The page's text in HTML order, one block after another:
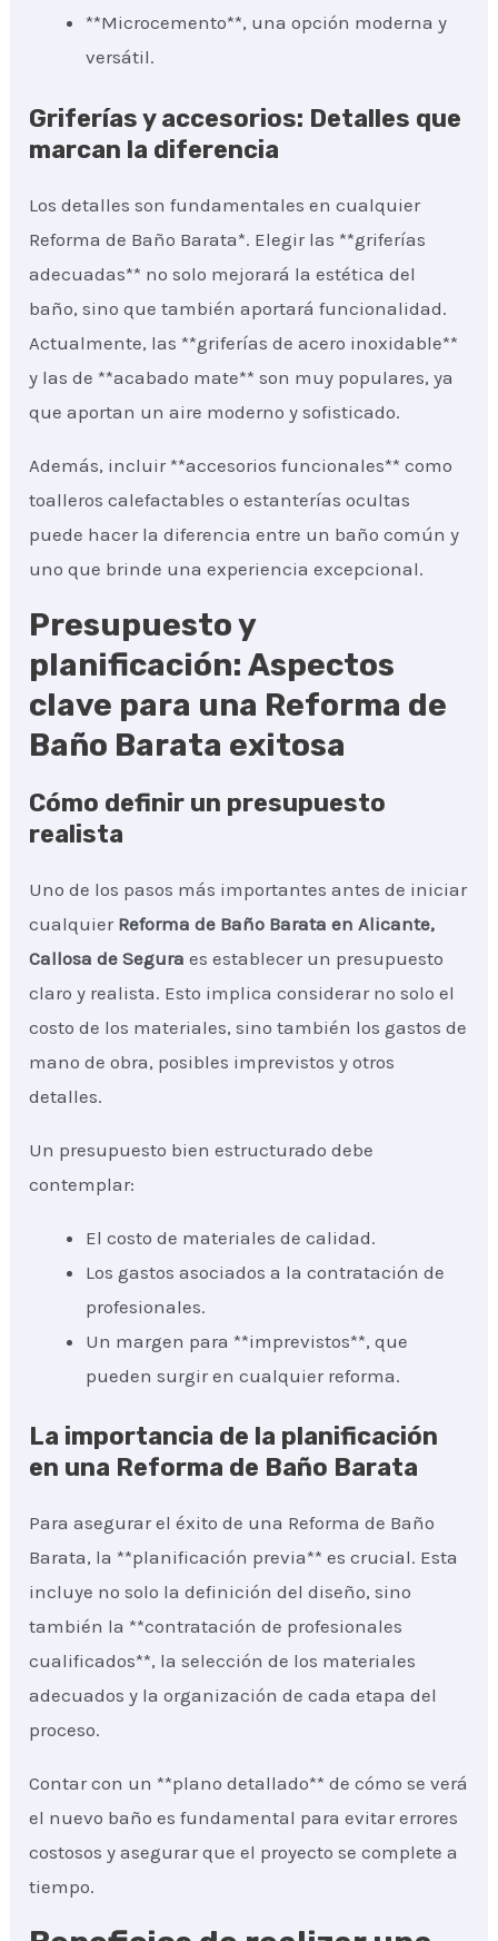
**Microcemento**, una opción moderna y
versátil.
Griferías y accesorios: Detalles que
marcan la diferencia
Los detalles son fundamentales en cualquier
Reforma de Baño Barata*. Elegir las **griferías
adecuadas** no solo mejorará la estética del
baño, sino que también aportará funcionalidad.
Actualmente, las **griferías de acero inoxidable**
y las de **acabado mate** son muy populares, ya
que aportan un aire moderno y sofisticado.
Además, incluir **accesorios funcionales** como
toalleros calefactables o estanterías ocultas
puede hacer la diferencia entre un baño común y
uno que brinde una experiencia excepcional.
Presupuesto y
planificación: Aspectos
clave para una Reforma de
Baño Barata exitosa
Cómo definir un presupuesto
realista
Uno de los pasos más importantes antes de iniciar
cualquier Reforma de Baño Barata en Alicante,
Callosa de Seguraes establecer un presupuesto
claro y realista. Esto implica considerar no solo el
costo de los materiales, sino también los gastos de
mano de obra, posibles imprevistos y otros
detalles.
Un presupuesto bien estructurado debe
contemplar:
El costo de materiales de calidad.
Los gastos asociados a la contratación de
profesionales.
Un margen para **imprevistos**, que
pueden surgir en cualquier reforma.
La importancia de la planificación
en una Reforma de Baño Barata
Para asegurar el éxito de una Reforma de Baño
Barata, la **planificación previa** es crucial. Esta
incluye no solo la definición del diseño, sino
también la **contratación de profesionales
cualificados**, la selección de los materiales
adecuados y la organización de cada etapa del
proceso.
Contar con un **plano detallado** de cómo se verá
el nuevo baño es fundamental para evitar errores
costosos y asegurar que el proyecto se complete a
tiempo.